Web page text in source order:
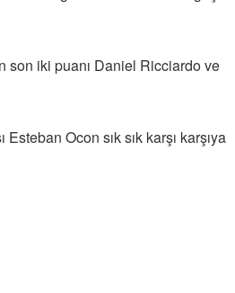
son iki puanı Daniel Ricciardo ve
Ocon sık sık karşı karşıya